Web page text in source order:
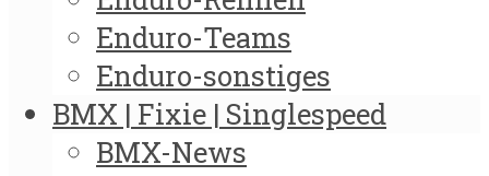
Enduro-Teams
Enduro-sonstiges
BMX | Fixie | Singlespeed
BMX-News